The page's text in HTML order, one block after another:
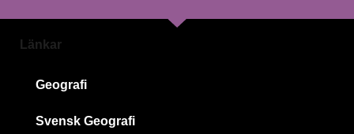
Länkar
Geografi
Svensk Geografi